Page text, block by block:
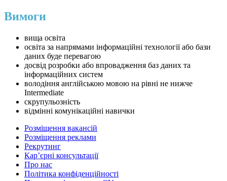
Вимоги
вища освіта
освіта за напрямами інформаційні технології або бази
даних буде перевагою
досвід розробки або впровадження баз даних та
інформаційних систем
володіння англійською мовою на рівні не нижче
Intermediate
скрупульозність
відмінні комунікаційні навички
Розміщення вакансій
Розміщення реклами
Рекрутинг
Карʼєрні консультації
Про нас
Політика конфіденційності